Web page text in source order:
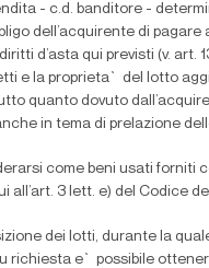
- c.d. banditore -
dell’acquirente di
d’asta qui previsti (v.
e la proprieta` del lotto
quanto dovuto
in tema di prelazione
come beni usati forniti
all’art. 3 lett. e) del Codice
dei lotti, durante la
richiesta e` possibile